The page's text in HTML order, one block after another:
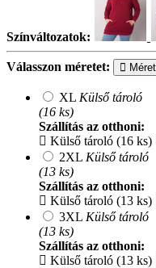
Színváltozatok:
Válasszon méretet:
XL Külső tároló
(16 ks)
Szállítás az otthoni:
Külső tároló (16 ks)
2XL Külső tároló
(13 ks)
Szállítás az otthoni:
Külső tároló (13 ks)
3XL Külső tároló
(13 ks)
Szállítás az otthoni:
Külső tároló (13 ks)